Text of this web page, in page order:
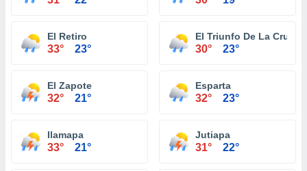
El Retiro
33° 23°
El Triunfo De La Cruz
30° 23°
El Zapote
32° 21°
Esparta
32° 23°
Ilamapa
33° 21°
Jutiapa
31° 22°